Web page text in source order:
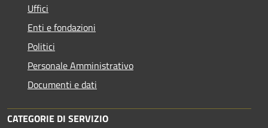
Uffici
Enti e fondazioni
Politici
Personale Amministrativo
Documenti e dati
CATEGORIE DI SERVIZIO